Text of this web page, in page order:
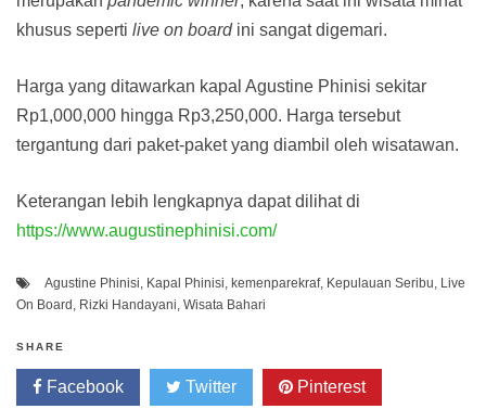
khusus seperti live on boardini sangat digemari.
Harga yang ditawarkan kapal Agustine Phinisi sekitar
Rp1,000,000 hingga Rp3,250,000. Harga tersebut
tergantung dari paket-paket yang diambil oleh wisatawan.
Keterangan lebih lengkapnya dapat dilihat di
https://www.augustinephinisi.com/
Agustine Phinisi, Kapal Phinisi, kemenparekraf, Kepulauan Seribu, Live
On Board , Rizki Handayani, Wisata Bahari
SHARE
Facebook Twitter Pinterest